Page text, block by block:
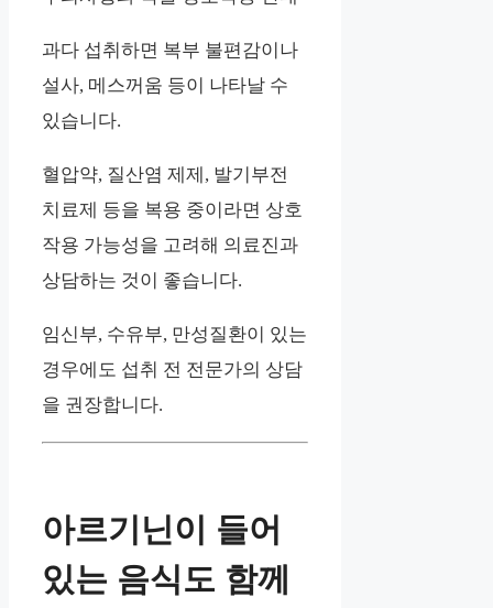
과다 섭취하면 복부 불편감이나
설사, 메스꺼움 등이 나타날 수
있습니다.
혈압약, 질산염 제제, 발기부전
치료제 등을 복용 중이라면 상호
작용 가능성을 고려해 의료진과
상담하는 것이 좋습니다.
임신부, 수유부, 만성질환이 있는
경우에도 섭취 전 전문가의 상담
을 권장합니다.
아르기닌이 들어
있는 음식도 함께